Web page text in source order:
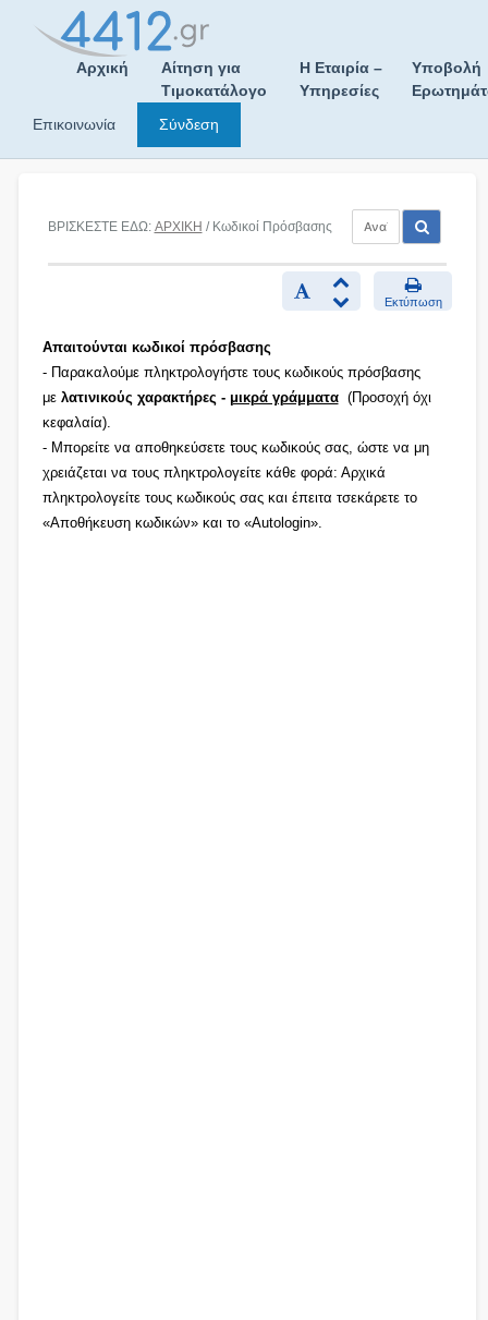
Αρχική
Αίτηση για
Τιμοκατάλογο
Η Εταιρία –
Υπηρεσίες
Υποβολή
Επικοινωνία
Σύνδεση
ΒΡΙΣΚΕΣΤΕ ΕΔΩ: ΑΡΧΙΚΗ / Κωδικοί Πρόσβασης
Εκτύπωση
Απαιτούνται κωδικοί πρόσβασης
- Παρακαλούμε πληκτρολογήστε τους κωδικούς πρόσβασης
με λατινικούς χαρακτήρες - μικρά γράμματα(Προσοχή όχι
κεφαλαία).
- Μπορείτε να αποθηκεύσετε τους κωδικούς σας, ώστε να μη
χρειάζεται να τους πληκτρολογείτε κάθε φορά: Αρχικά
πληκτρολογείτε τους κωδικούς σας και έπειτα τσεκάρετε το
«Αποθήκευση κωδικών» και το «Autologin».